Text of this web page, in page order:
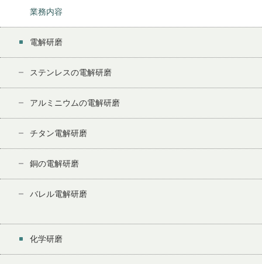
業務内容
電解研磨
ステンレスの電解研磨
アルミニウムの電解研磨
チタン電解研磨
銅の電解研磨
バレル電解研磨
化学研磨